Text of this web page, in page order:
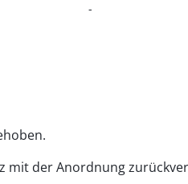
-
mit der Anordnung